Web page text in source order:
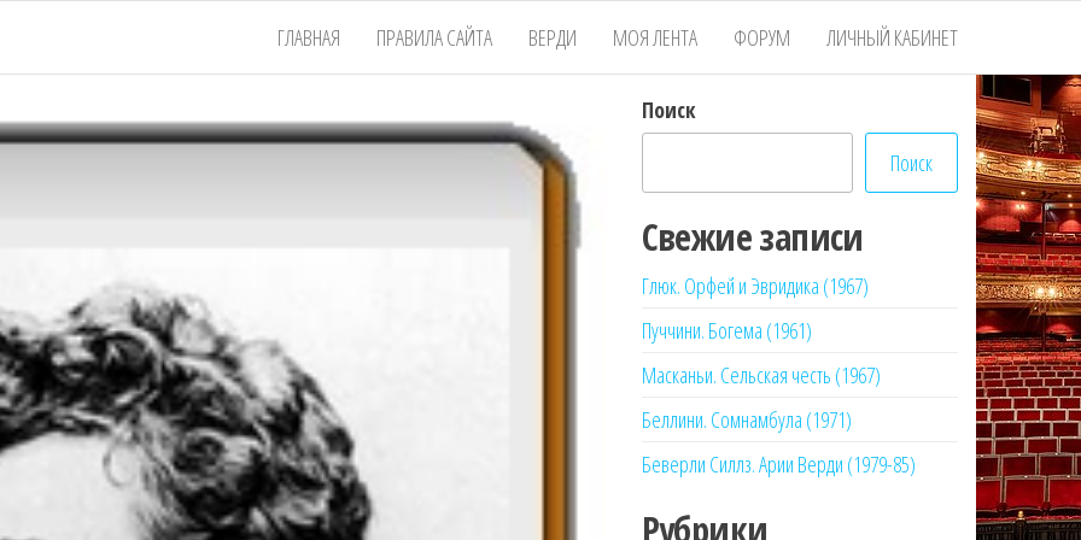
ГЛАВНАЯ ПРАВИЛА САЙТА ВЕРДИ МОЯ ЛЕНТА ФОРУМ ЛИЧНЫЙ КАБИНЕТ
Поиск
Поиск
Свежие записи
Глюк. Орфей и Эвридика (1967)
Пуччини. Богема (1961)
Масканьи. Сельская честь (1967)
Беллини. Сомнамбула (1971)
Беверли Силлз. Арии Верди (1979-85)
Рубрики